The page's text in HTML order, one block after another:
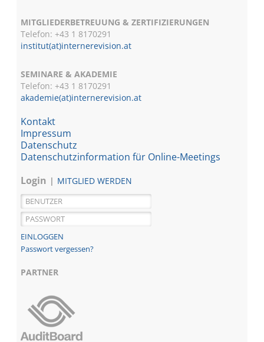
MITGLIEDERBETREUUNG & ZERTIFIZIERUNGEN
Telefon: +43 1 8170291
institut(at)internerevision.at
SEMINARE & AKADEMIE
Telefon: +43 18170291
akademie(at)internerevision.at
Kontakt
Impressum
Datenschutz
Datenschutzinformation für Online-Meetings
Login
MITGLIED WERDEN
Passwort vergessen?
PARTNER